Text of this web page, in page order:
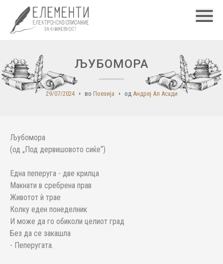
ЉУБОМОРА
29/07/2024 во Поезија од Андреј Ал Асади
Љубомора
(од „Под дервишовото сиќе“)
Една пеперуга - две крилца
Макнати в сребрена прав
Животот ѝ трае
Колку еден понеделник
И може да го обиколи целиот град
Без да се закашла
- Пеперугата.